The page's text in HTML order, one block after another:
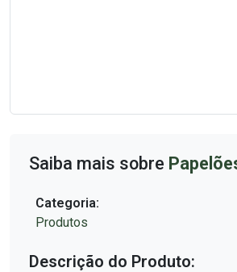
Saiba mais sobre
Categoria:
Produtos
Descrição do Produto: